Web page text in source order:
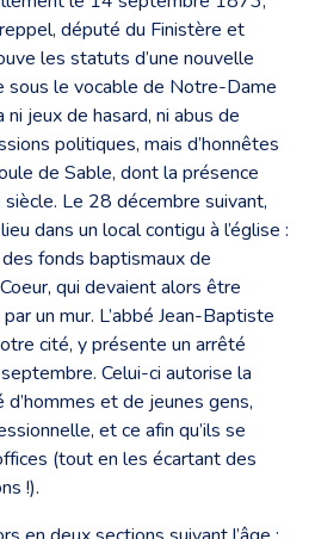
député du Finistère et
les statuts d’une nouvelle
sous le vocable de Notre-Dame
ni jeux de hasard, ni abus de
politiques, mais d’honnêtes
de Sable, dont la présence
Le 28 décembre suivant,
dans un local contigu à l’église :
fonds baptismaux de
qui devaient alors être
un mur. L’abbé Jean-Baptiste
cité, y présente un arrêté
Celui-ci autorise la
d’hommes et de jeunes gens,
et ce afin qu’ils se
(tout en les écartant des
!).